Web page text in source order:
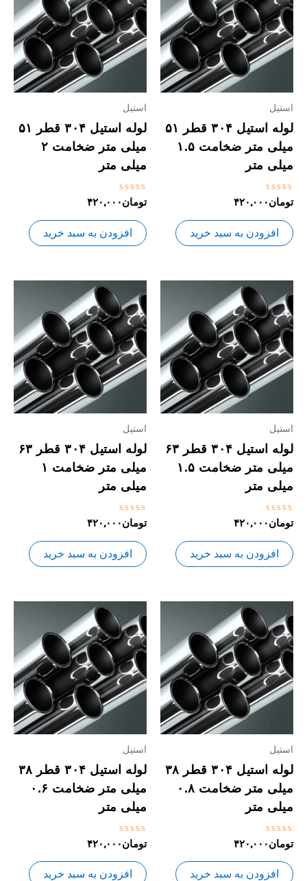
استیل
لوله استیل ۳۰۴ قطر ۵۱
میلی متر ضخامت ۱.۵
میلی متر
نمره
0
از
5
تومان۴۲۰,۰۰۰
افزودن به سبد خرید
استیل
لوله استیل ۳۰۴ قطر ۵۱
میلی متر ضخامت ۲
میلی متر
نمره
0
از
5
تومان۴۲۰,۰۰۰
افزودن به سبد خرید
استیل
لوله استیل ۳۰۴ قطر ۶۳
میلی متر ضخامت ۱.۵
میلی متر
نمره
0
از
5
تومان۴۲۰,۰۰۰
افزودن به سبد خرید
استیل
لوله استیل ۳۰۴ قطر ۶۳
میلی متر ضخامت ۱
میلی متر
نمره
0
از
5
تومان۴۲۰,۰۰۰
افزودن به سبد خرید
استیل
لوله استیل ۳۰۴ قطر ۳۸
میلی متر ضخامت ۰.۸
میلی متر
نمره
0
از
5
تومان۴۲۰,۰۰۰
افزودن به سبد خرید
استیل
لوله استیل ۳۰۴ قطر ۳۸
میلی متر ضخامت ۰.۶
میلی متر
نمره
0
از
5
تومان۴۲۰,۰۰۰
افزودن به سبد خرید